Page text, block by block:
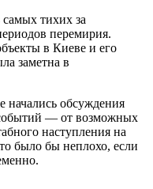
тихих за
перемирия.
в Киеве и его
заметна в
начались обсуждения
— от возможных
наступления на
было бы неплохо, если